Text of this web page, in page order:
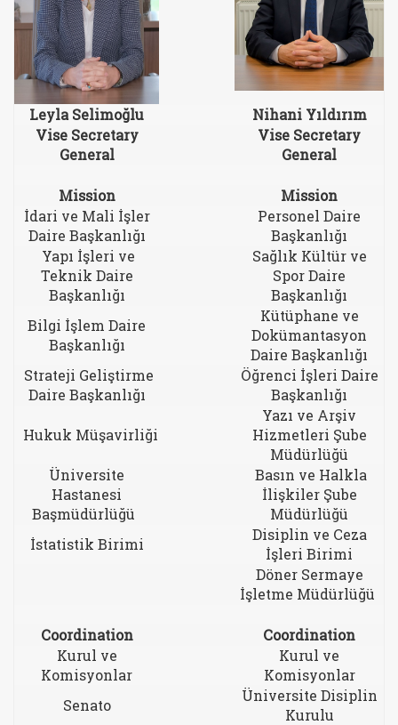
Leyla Selimoğlu
Nihani Yıldırım
Vise Secretary
General
Vise Secretary
General
Mission
Mission
İdari ve Mali İşler
Daire Başkanlığı
Personel Daire
Başkanlığı
Yapı İşleri ve
Teknik Daire
Başkanlığı
Sağlık Kültür ve
Spor Daire
Başkanlığı
Bilgi İşlem Daire
Başkanlığı
Kütüphane ve
Dokümantasyon
Daire Başkanlığı
Strateji Geliştirme
Daire Başkanlığı
Öğrenci İşleri Daire
Başkanlığı
Hukuk Müşavirliği
Yazı ve Arşiv
Hizmetleri Şube
Müdürlüğü
Üniversite
Hastanesi
Başmüdürlüğü
Basın ve Halkla
İlişkiler Şube
Müdürlüğü
İstatistik Birimi
Disiplin ve Ceza
İşleri Birimi
Döner Sermaye
İşletme Müdürlüğü
Coordination
Coordination
Kurul ve
Komisyonlar
Kurul ve
Komisyonlar
Senato
Üniversite Disiplin
Kurulu